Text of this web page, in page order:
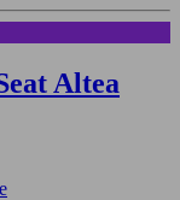
Altea